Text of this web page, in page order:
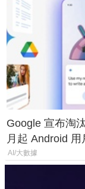
Google 宣布淘
月起 Android
AI/大數據